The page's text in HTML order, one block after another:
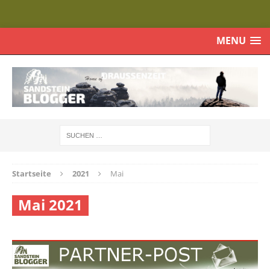
MENU
Startseite 2021 Mai
Mai 2021